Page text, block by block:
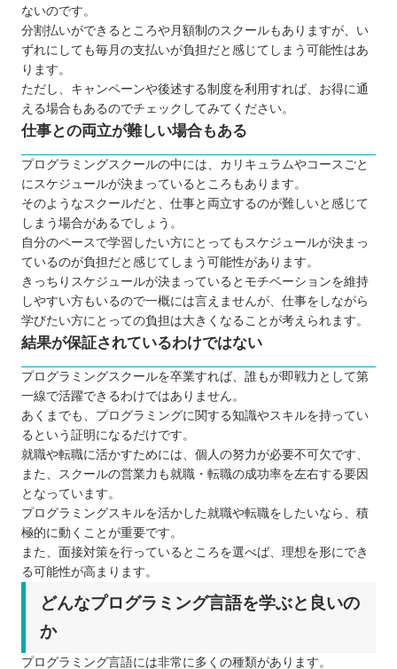
ないのです。
分割払いができるところや月額制のスクールもありますが、い
ずれにしても毎月の支払いが負担だと感じてしまう可能性はあ
ります。
ただし、キャンペーンや後述する制度を利用すれば、お得に通
える場合もあるのでチェックしてみてください。
仕事との両立が難しい場合もある
プログラミングスクールの中には、カリキュラムやコースごと
にスケジュールが決まっているところもあります。
そのようなスクールだと、仕事と両立するのが難しいと感じて
しまう場合があるでしょう。
自分のペースで学習したい方にとってもスケジュールが決まっ
ているのが負担だと感じてしまう可能性があります。
きっちりスケジュールが決まっているとモチベーションを維持
しやすい方もいるので一概には言えませんが、仕事をしながら
学びたい方にとっての負担は大きくなることが考えられます。
結果が保証されているわけではない
プログラミングスクールを卒業すれば、誰もが即戦力として第
一線で活躍できるわけではありません。
あくまでも、プログラミングに関する知識やスキルを持ってい
るという証明になるだけです。
就職や転職に活かすためには、個人の努力が必要不可欠です、
また、スクールの営業力も就職・転職の成功率を左右する要因
となっています。
プログラミングスキルを活かした就職や転職をしたいなら、積
極的に動くことが重要です。
また、面接対策を行っているところを選べば、理想を形にでき
る可能性が高まります。
どんなプログラミング言語を学ぶと良いの
か
プログラミング言語には非常に多くの種類があります。